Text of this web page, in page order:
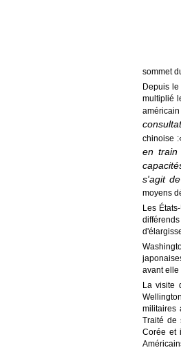
sommet
Depuis
multiplié
chinoise
en train
s'agit
moyens
Les
avant elle
La visite
militaires
Traité de
Corée et